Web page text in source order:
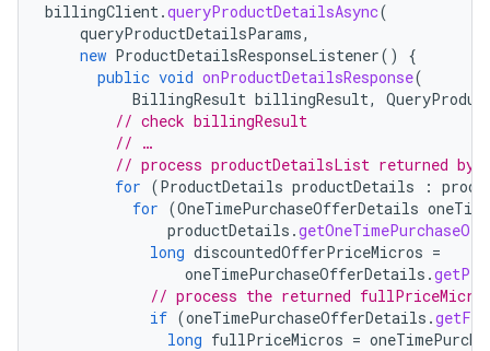
billingClient.queryProductDetailsAsync(
queryProductDetailsParams,
new ProductDetailsResponseListener()
{
public void onProductDetailsResponse(
BillingResult billingResult,
// check billingResult
// …
// process productDetailsList returned by
for (ProductDetails productDetails :
for (OneTimePurchaseOfferDetails
productDetails .
long discountedOfferPriceMicros =
oneTimePurchaseOfferDetails .
// process the returned fullPriceMicros
if (oneTimePurchaseOfferDetails .
long fullPriceMicros =